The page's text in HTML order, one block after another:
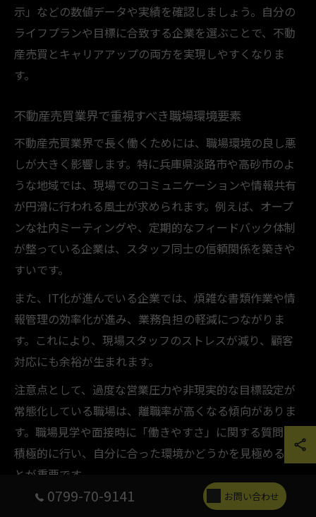
示」などの数値データや実績を確認しましょう。自分の
ライフプランや目標に合致する企業を選ぶことで、不動
産売買とキャリアアップの両方を実現しやすくなりま
す。
不動産売買業界で重視すべき職場環境要素
不動産売買業界で長く働くためには、職場環境の良し悪
しが大きく影響します。特に兵庫県淡路市や高砂市のよ
うな地域では、現場でのコミュニケーションや情報共有
が円滑に行われる風土が求められます。例えば、オープ
ンな社内ミーティングや、定期的なフィードバック体制
が整っている企業は、スタッフ同士の信頼関係を築きや
すいです。
また、IT化が進んでいる企業では、煩雑な書類作業や情
報管理の効率化が進み、業務負担の軽減につながりま
す。これにより、現場スタッフのストレスが減り、顧客
対応にも余裕が生まれます。
注意点として、過度な営業圧力や非現実的な目標設定が
常態化している職場は、離職率が高くなる傾向がありま
す。職場見学や面接時に「働きやすさ」に関する質問を
積極的に行い、自分に合った環境かどうかを見極めるこ
とが重要です。
0799-70-9141 お問い合わせ